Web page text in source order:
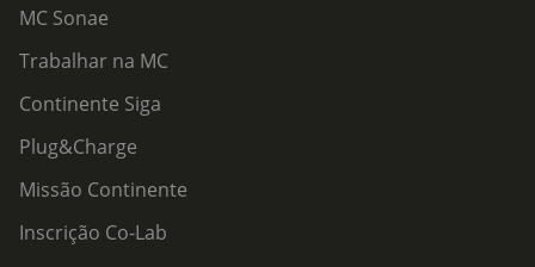
MC Sonae
Trabalhar na MC
Continente Siga
Plug&Charge
Missão Continente
Inscrição Co-Lab